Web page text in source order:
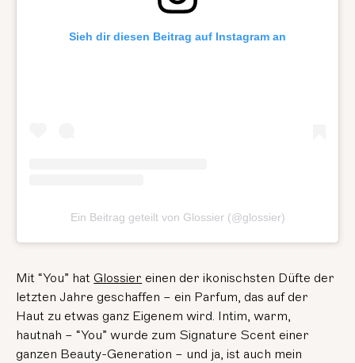
Sieh dir diesen Beitrag auf Instagram an
Ein Beitrag geteilt von Glossier (@glossier)
Mit “You” hatGlossier einen der ikonischsten Düfte der
letzten Jahre geschaffen – ein Parfum, das auf der
Haut zu etwas ganz Eigenem wird. Intim, warm,
hautnah – “You” wurde zum Signature Scent einer
ganzen Beauty-Generation – und ja, ist auch mein